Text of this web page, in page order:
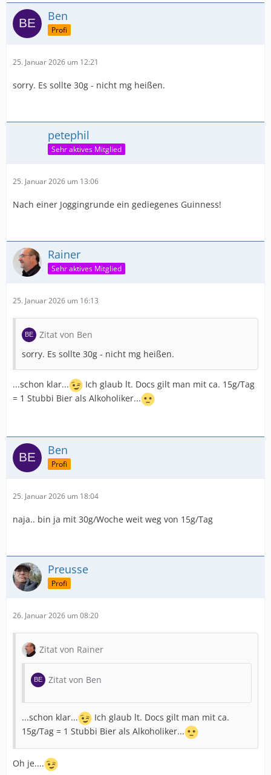
Ben
Profi
25. Januar 2026 um 12:21
sorry. Es sollte 30g - nicht mg heißen.
petephil
Sehr aktives Mitglied
25. Januar 2026 um 13:06
Nach einer Joggingrunde ein gediegenes Guinness!
Rainer
Sehr aktives Mitglied
25. Januar 2026 um 16:13
Zitat von Ben
sorry. Es sollte 30g - nicht mg heißen.
...schon klar...
Ich glaub lt. Docs gilt man mit ca. 15g/Tag
= 1 Stubbi Bier als Alkoholiker...
Ben
Profi
25. Januar 2026 um 18:04
naja.. bin ja mit 30g/Woche weit weg von 15g/Tag
Preusse
Profi
26. Januar 2026 um 08:20
Zitat von Rainer
Zitat von Ben
...schon klar...
Ich glaub lt. Docs gilt man mit ca.
15g/Tag = 1 Stubbi Bier als Alkoholiker...
Oh je....